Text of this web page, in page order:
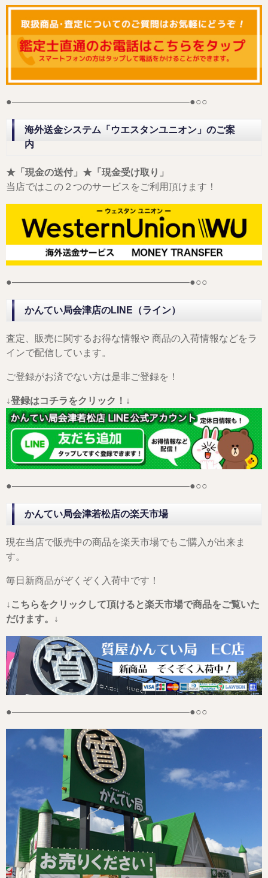
●——————————————————–●○○
海外送金システム「ウエスタンユニオン」のご案
内
★「現金の送付」★「現金受け取り」
当店ではこの２つのサービスをご利用頂けます！
●——————————————————–●○○
かんてい局会津店のLINE（ライン）
査定、販売に関するお得な情報や 商品の入荷情報などをラ
インで配信しています。
ご登録がお済でない方は是非ご登録を！
↓登録はコチラをクリック！↓
●——————————————————–●○○
かんてい局会津若松店の楽天市場
現在当店で販売中の商品を楽天市場でもご購入が出来ま
す。
毎日新商品がぞくぞく入荷中です！
↓こちらをクリックして頂けると楽天市場で商品をご覧いた
だけます。↓
●——————————————————–●○○